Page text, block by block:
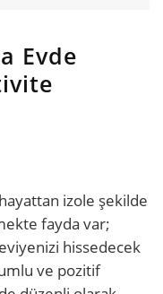
Evde
izole şekilde
fayda var;
hissedecek
ve pozitif